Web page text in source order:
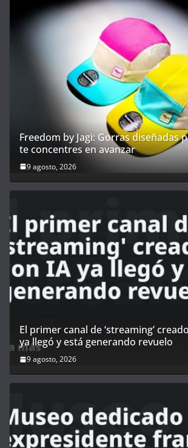
Freedom by Jagi: Gorras diseñadas
te concentres en avanzar
9 agosto, 2026
El primer canal de ‘streaming’
ya llegó y está generando revuelo
9 agosto, 2026